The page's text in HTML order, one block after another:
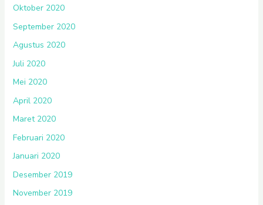
Oktober 2020
September 2020
Agustus 2020
Juli 2020
Mei 2020
April 2020
Maret 2020
Februari 2020
Januari 2020
Desember 2019
November 2019